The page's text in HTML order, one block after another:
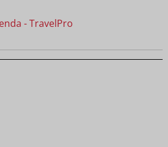
- TravelPro